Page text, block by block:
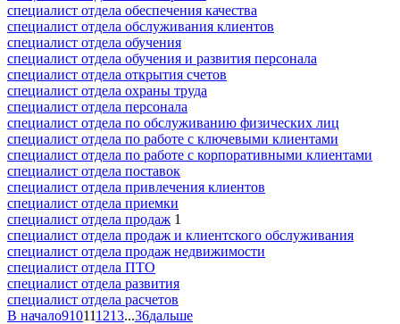
специалист отдела обеспечения качества
специалист отдела обслуживания клиентов
специалист отдела обучения
специалист отдела обучения и развития персонала
специалист отдела открытия счетов
специалист отдела охраны труда
специалист отдела персонала
специалист отдела по обслуживанию физических лиц
специалист отдела по работе с ключевыми клиентами
специалист отдела по работе с корпоративными клиентами
специалист отдела поставок
специалист отдела привлечения клиентов
специалист отдела приемки
специалист отдела продаж 1
специалист отдела продаж и клиентского обслуживания
специалист отдела продаж недвижимости
специалист отдела ПТО
специалист отдела развития
специалист отдела расчетов
В начало910111213...36дальше